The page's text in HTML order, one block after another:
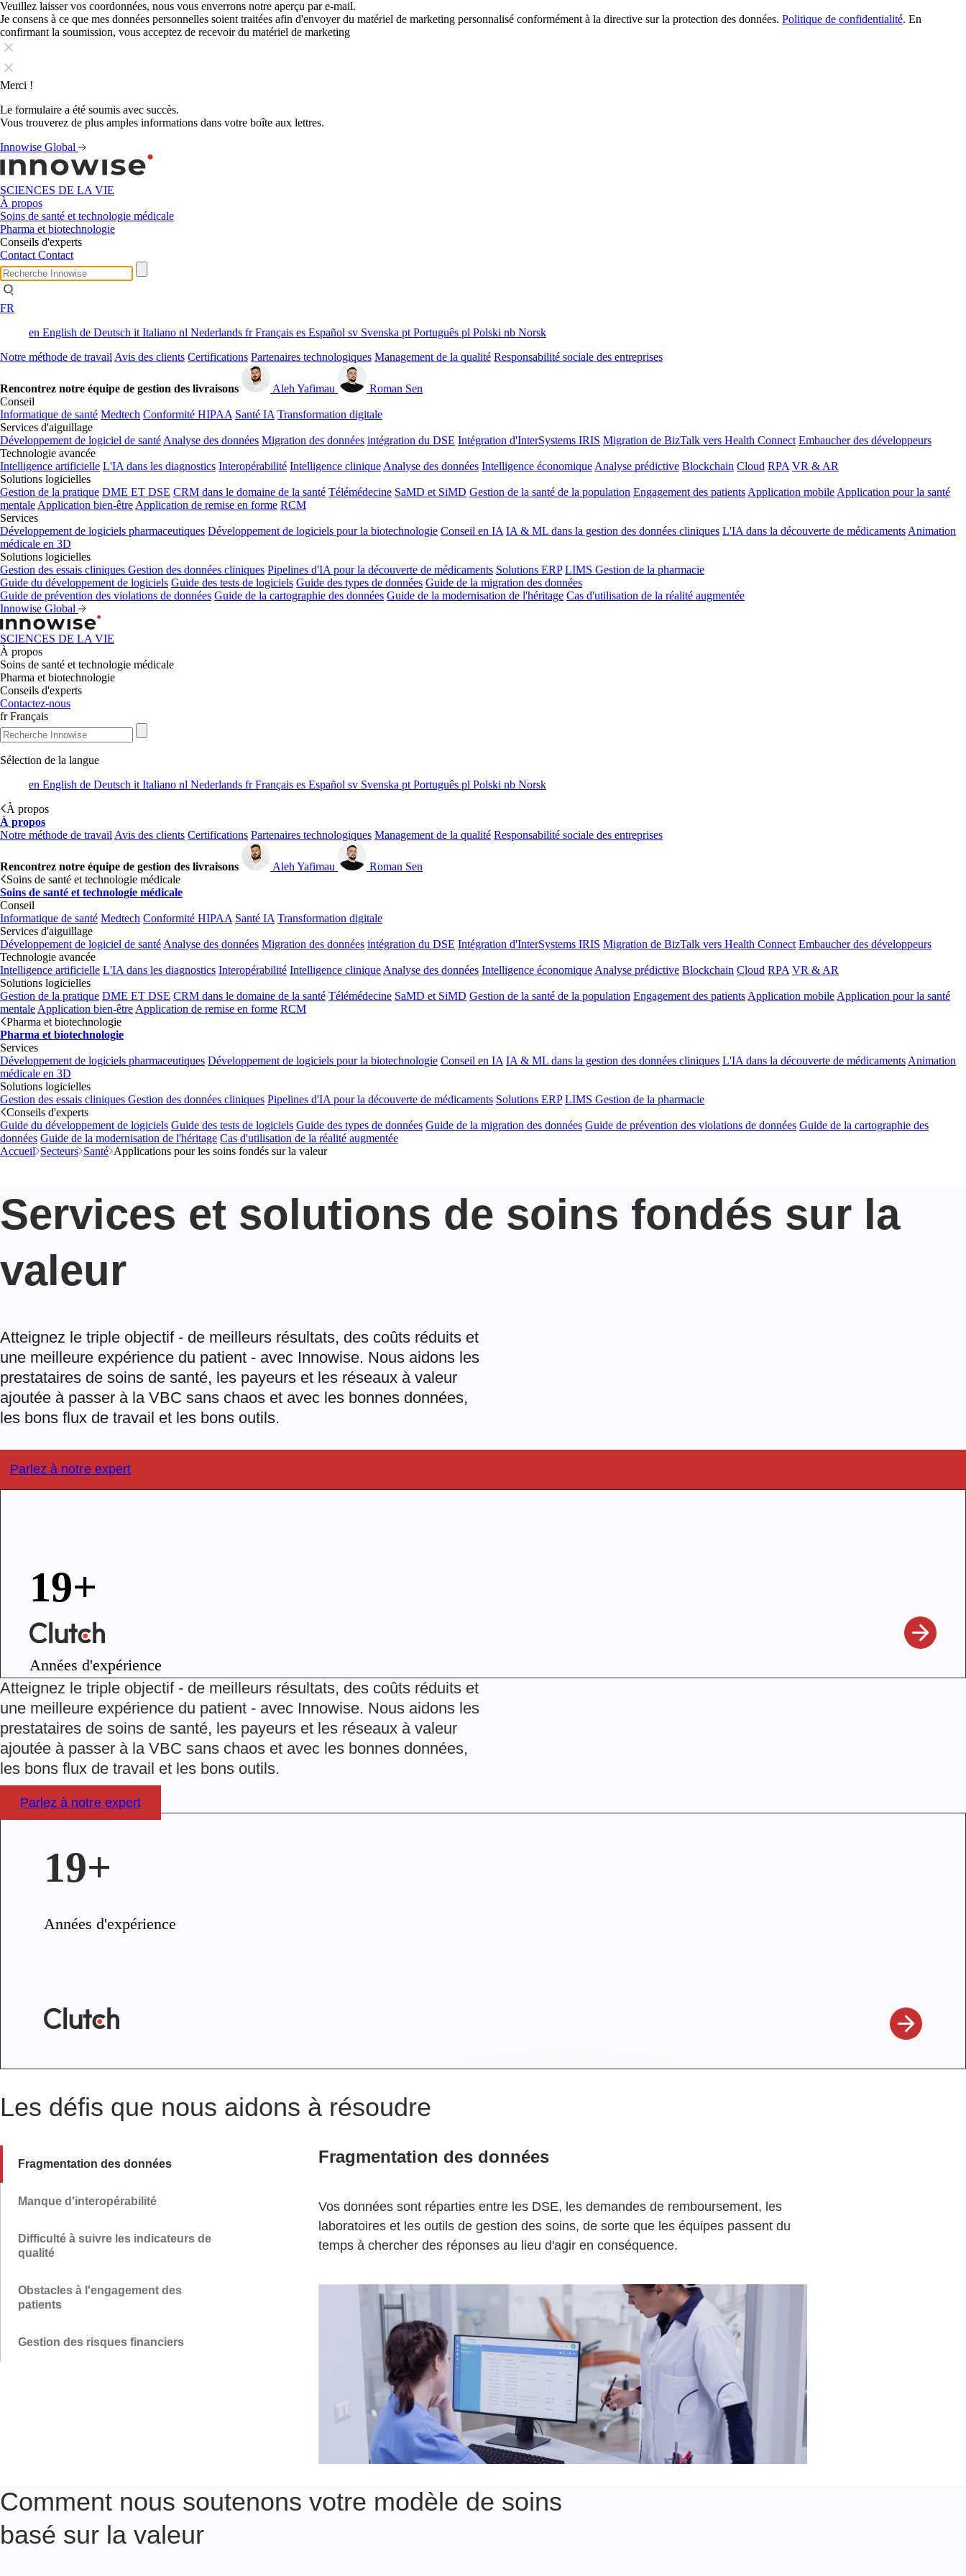
Veuillez laisser vos coordonnées, nous vous enverrons notre aperçu par e-mail.
Je consens à ce que mes données personnelles soient traitées afin d'envoyer du matériel de marketing personnalisé conformément à la directive sur la protection des données. Politique de confidentialité. En
confirmant la soumission, vous acceptez de recevoir du matériel de marketing
Merci !
Le formulaire a été soumis avec succès.
Vous trouverez de plus amples informations dans votre boîte aux lettres.
Innowise Global
SCIENCES DE LA VIE
À propos
Soins de santé et technologie médicale
Pharma et biotechnologie
Conseils d'experts
Contact Contact
FR
en English de Deutsch it Italiano nl Nederlands frFrançais es Español sv Svenska pt Português pl Polski nb Norsk
Notre méthode de travail Avis des clients Certifications Partenaires technologiques Management de la qualité Responsabilité sociale des entreprises
Rencontrez notre équipe de gestion des livraisons Aleh Yafimau
Roman Sen
Conseil
Informatique de santé Medtech Conformité HIPAA Santé IA Transformation digitale
Services d'aiguillage
Développement de logiciel de santé Analyse des données Migration des données intégration du DSE Intégration d'InterSystems IRIS Migration de BizTalk vers Health Connect Embaucher des développeurs
Technologie avancée
Intelligence artificielle L'IA dans les diagnostics Interopérabilité Intelligence clinique Analyse des données Intelligence économique Analyse prédictive Blockchain Cloud RPA VR & AR
Solutions logicielles
Gestion de la pratique DME ET DSE CRM dans le domaine de la santé Télémédecine SaMD et SiMD Gestion de la santé de la population Engagement des patients Application mobile Application pour la santé
mentale Application bien-être Application de remise en forme RCM
Services
Développement de logiciels pharmaceutiques Développement de logiciels pour la biotechnologie Conseil en IA IA & ML dans la gestion des données cliniques L'IA dans la découverte de médicaments Animation
médicale en 3D
Solutions logicielles
Gestion des essais cliniques Gestion des données cliniques Pipelines d'IA pour la découverte de médicaments Solutions ERP LIMS Gestion de la pharmacie
Guide du développement de logiciels Guide des tests de logiciels Guide des types de données Guide de la migration des données
Guide de prévention des violations de données Guide de la cartographie des données Guide de la modernisation de l'héritage Cas d'utilisation de la réalité augmentée
Innowise Global
SCIENCES DE LA VIE
À propos
Soins de santé et technologie médicale
Pharma et biotechnologie
Conseils d'experts
Contactez-nous
fr Français
Sélection de la langue
en English de Deutsch it Italiano nl Nederlands frFrançais es Español sv Svenska pt Português pl Polski nb Norsk
À propos
À propos
Notre méthode de travail Avis des clients Certifications Partenaires technologiques Management de la qualité Responsabilité sociale des entreprises
Rencontrez notre équipe de gestion des livraisons Aleh Yafimau
Roman Sen
Soins de santé et technologie médicale
Soins de santé et technologie médicale
Conseil
Informatique de santé Medtech Conformité HIPAA Santé IA Transformation digitale
Services d'aiguillage
Développement de logiciel de santé Analyse des données Migration des données intégration du DSE Intégration d'InterSystems IRIS Migration de BizTalk vers Health Connect Embaucher des développeurs
Technologie avancée
Intelligence artificielle L'IA dans les diagnostics Interopérabilité Intelligence clinique Analyse des données Intelligence économique Analyse prédictive Blockchain Cloud RPA VR & AR
Solutions logicielles
Gestion de la pratique DME ET DSE CRM dans le domaine de la santé Télémédecine SaMD et SiMD Gestion de la santé de la population Engagement des patients Application mobile Application pour la santé
mentale Application bien-être Application de remise en forme RCM
Pharma et biotechnologie
Pharma et biotechnologie
Services
Développement de logiciels pharmaceutiques Développement de logiciels pour la biotechnologie Conseil en IA IA & ML dans la gestion des données cliniques L'IA dans la découverte de médicaments Animation
médicale en 3D
Solutions logicielles
Gestion des essais cliniques Gestion des données cliniques Pipelines d'IA pour la découverte de médicaments Solutions ERP LIMS Gestion de la pharmacie
Conseils d'experts
Guide du développement de logiciels Guide des tests de logiciels Guide des types de données Guide de la migration des données Guide de prévention des violations de données Guide de la cartographie des
données Guide de la modernisation de l'héritage Cas d'utilisation de la réalité augmentée
Accueil Secteurs Santé Applications pour les soins fondés sur la valeur
Services et solutions de soins fondés sur la
valeur
Atteignez le triple objectif - de meilleurs résultats, des coûts réduits et
une meilleure expérience du patient - avec Innowise. Nous aidons les
prestataires de soins de santé, les payeurs et les réseaux à valeur
ajoutée à passer à la VBC sans chaos et avec les bonnes données,
les bons flux de travail et les bons outils.
Parlez à notre expert
19+
Années d'expérience
Atteignez le triple objectif - de meilleurs résultats, des coûts réduits et
une meilleure expérience du patient - avec Innowise. Nous aidons les
prestataires de soins de santé, les payeurs et les réseaux à valeur
ajoutée à passer à la VBC sans chaos et avec les bonnes données,
les bons flux de travail et les bons outils.
Parlez à notre expert
19+
Années d'expérience
Les défis que nous aidons à résoudre
Fragmentation des données
Manque d'interopérabilité
Difficulté à suivre les indicateurs de
qualité
Obstacles à l'engagement des
patients
Gestion des risques financiers
Fragmentation des données
Vos données sont réparties entre les DSE, les demandes de remboursement, les
laboratoires et les outils de gestion des soins, de sorte que les équipes passent du
temps à chercher des réponses au lieu d'agir en conséquence.
Comment nous soutenons votre modèle de soins
basé sur la valeur